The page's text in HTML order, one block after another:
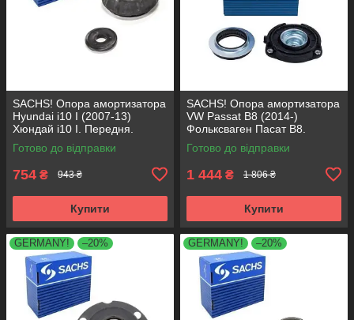
SACHS! Опора амортизатора
Hyundai i10 I (2007-13)
Хюндай i10 I. Передня.
SM5818 , 801063 , KB689.27 ,
VKDA88511
Готово до відправки
754 ₴ 943 ₴
Купити
SACHS! Опора амортизатора
VW Passat B8 (2014-)
Фольксваген Пасат B8.
Передня. 803024 , KB657.27 ,
VKDA35167
Готово до відправки
1 444 ₴ 1 806 ₴
Купити
GERMANY! –20% GERMANY! –20%